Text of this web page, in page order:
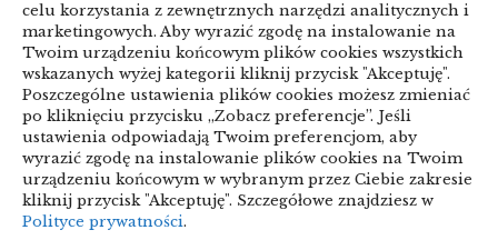
celu korzystania z zewnętrznych narzędzi analitycznych i
marketingowych. Aby wyrazić zgodę na instalowanie na
Twoim urządzeniu końcowym plików cookies wszystkich
wskazanych wyżej kategorii kliknij przycisk "Akceptuję".
Poszczególne ustawienia plików cookies możesz zmieniać
po kliknięciu przycisku „Zobacz preferencje”. Jeśli
ustawienia odpowiadają Twoim preferencjom, aby
wyrazić zgodę na instalowanie plików cookies na Twoim
urządzeniu końcowym w wybranym przez Ciebie zakresie
kliknij przycisk "Akceptuję". Szczegółowe znajdziesz w
Polityce prywatności.
Biznes & Finanse
Budownictwo & Przemysł Dom & Ogród
Edukacja & Rozrywka Inne
Motoryzacja Sport & Turystyka
Technologie Uroda & Lifestyle Usługi
Zdrowie